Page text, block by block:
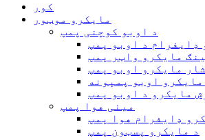
کور
مایکرو موټور
د اوبو کوچنی پمپ
ډایفرام د اوبو پمپ
مایکرو واټر پمپ
مایکرو اوبو پمپ
مایکرو د اوبو پمپ
مینی هوا پمپ
ډایفرام هوا پمپ
د مایکرو پسټون پمپ